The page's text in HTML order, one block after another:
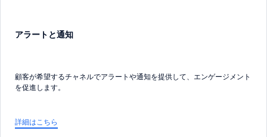
アラートと通知
顧客が希望するチャネルでアラートや通知を提供して、エンゲージメント
を促進します。
詳細はこちら